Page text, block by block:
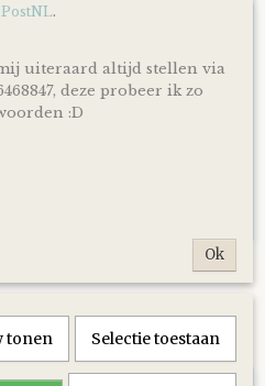
PostNL.
uiteraard altijd stellen via
deze probeer ik zo
:D
Ok
tonen Selectie toestaan